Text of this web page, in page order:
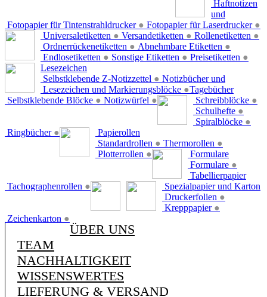
Fotopapier für Tintenstrahldrucker ● Fotopapier für Laserdrucker ●
Universaletiketten ● Versandetiketten ● Rollenetiketten ●
Ordnerrückenetiketten ● Abnehmbare Etiketten ●
Endlosetiketten ● Sonstige Etiketten ● Preisetiketten ●
Haftnotizen
und
Lesezeichen
Selbstklebende Z-Notizzettel ●
Lesezeichen und Markierungsblöcke ●
Selbstklebende Blöcke ● Notizwürfel ●
Notizbücher und
Tagebücher
Schreibblöcke ●
Schulhefte ●
Spiralblöcke ●
Ringbücher ●
Papierollen
Standardrollen ● Thermorollen ●
Plotterrollen ●
Formulare
Formulare ●
Tachographenrollen ●
Tabellierpapier
Spezialpapier und Karton
Druckerfolien ●
Krepppapier ●
Zeichenkarton ●
ÜBER UNS
TEAM
NACHHALTIGKEIT
WISSENSWERTES
LIEFERUNG & VERSAND